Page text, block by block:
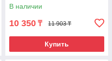
В наличии
10 350 ₸ 11 903 ₸
Купить